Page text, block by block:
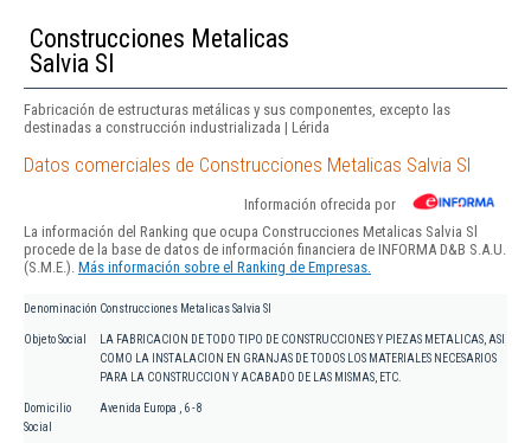
Construcciones Metalicas
Salvia Sl
Fabricación de estructuras metálicas y sus componentes, excepto las
destinadas a construcción industrializada | Lérida
Datos comerciales de Construcciones Metalicas Salvia Sl
Información ofrecida por
La información del Ranking que ocupa Construcciones Metalicas Salvia Sl
procede de la base de datos de información financiera de INFORMA D&B S.A.U.
(S.M.E.). Más información sobre el Ranking de Empresas.
Denominación Construcciones Metalicas Salvia Sl
Objeto Social
LA FABRICACION DE TODO TIPO DE CONSTRUCCIONES Y PIEZAS METALICAS, ASI
COMO LA INSTALACION EN GRANJAS DE TODOS LOS MATERIALES NECESARIOS
PARA LA CONSTRUCCION Y ACABADO DE LAS MISMAS, ETC.
Domicilio
Social
Avenida Europa , 6 - 8